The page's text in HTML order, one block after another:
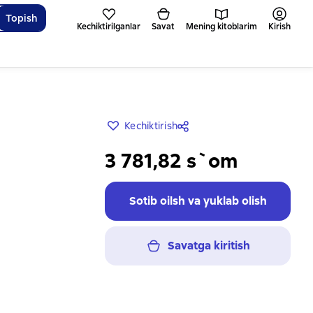
Topish
Kechiktirilganlar Savat Mening kitoblarim Kirish
Kechiktirish
3 781,82 s`om
Sotib oilsh va yuklab olish
Savatga kiritish